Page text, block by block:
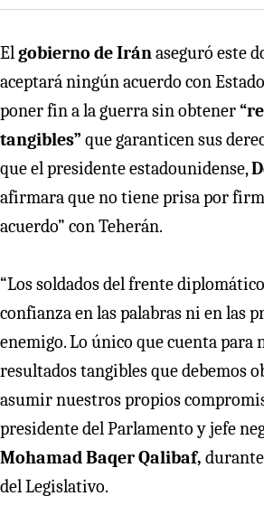
Elgobierno de Iránaseguró este
aceptará ningún acuerdo con
poner fin a la guerra sin obtener
tangibles” que garanticen sus
que el presidente estadounidense,
afirmara que no tiene prisa por
acuerdo” con Teherán.
“Los soldados del frente
confianza en las palabras ni en las
enemigo. Lo único que cuenta para
resultados tangibles que debemos
asumir nuestros propios
presidente del Parlamento y jefe
Mohamad Baqer Qalibaf,
del Legislativo.